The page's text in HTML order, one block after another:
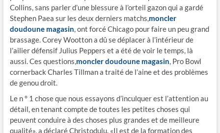
Collins, sans parler d’une blessure à l’orteil gazon qui a gardé
Stephen Paea sur les deux derniers matchs,moncler
doudoune magasin, ont forcé Chicago pour faire un peu grand
brassage. Corey Wootton a dû se déplacer à l’intérieur de
l’ailier défensif Julius Peppers et a été de voir le temps, là
aussi. Ces questions,moncler doudoune magasin, Pro Bowl
cornerback Charles Tillman a traité de l’aine et des problèmes
de genou droit.
Le n ° 1 chose que nous essayons d’inculquer est l’attention au
détail, en tenant compte de toutes les petites choses qui
peuvent conduire à des choses plus grandes et de meilleure
qualité», a déclaré Christodulu. «Il est de la formation des